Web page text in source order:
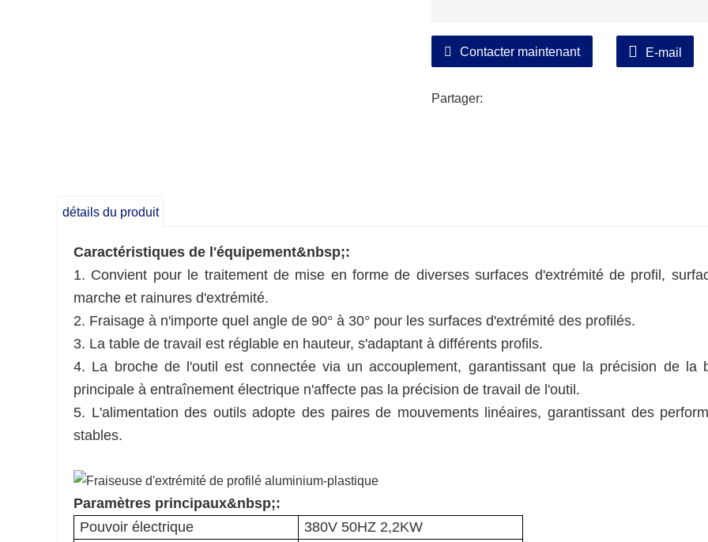
Contacter maintenant E-mail
Partager:
détails du produit
Caractéristiques de l'équipement&nbsp;:
1. Convient pour le traitement de mise en forme de diverses surfaces d'extrémité de profil,
marche et rainures d'extrémité.
2. Fraisage à n'importe quel angle de 90° à 30° pour les surfaces d'extrémité des profilés.
3. La table de travail est réglable en hauteur, s'adaptant à différents profils.
4. La broche de l'outil est connectée via un accouplement, garantissant que la précision de la
principale à entraînement électrique n'affecte pas la précision de travail de l'outil.
5. L'alimentation des outils adopte des paires de mouvements linéaires, garantissant des
stables.
Paramètres principaux&nbsp;:
Pouvoir électrique
380V 50HZ 2,2KW